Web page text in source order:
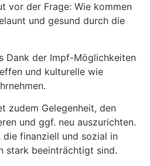
vor der Frage: Wie kommen
und gesund durch die
Dank der Impf-Möglichkeiten
und kulturelle wie
zudem Gelegenheit, den
und ggf. neu auszurichten.
finanziell und sozial in
stark beeinträchtigt sind.